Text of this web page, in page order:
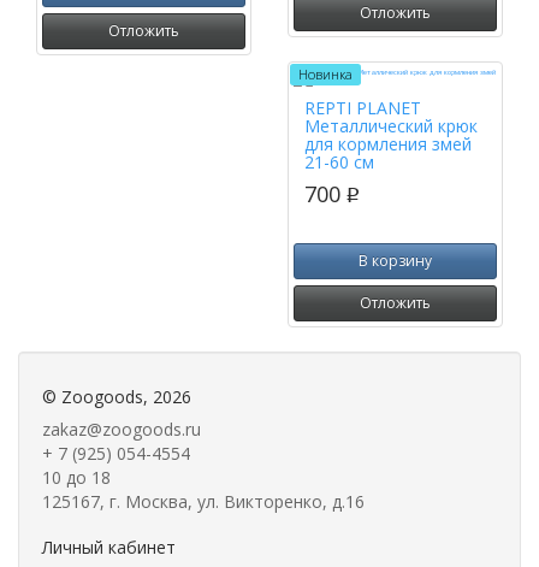
Отложить
Отложить
Новинка
REPTI PLANET
Металлический крюк
для кормления змей
21-60 см
700 p
В корзину
Отложить
© Zoogoods, 2026
zakaz@zoogoods.ru
+ 7 (925) 054-4554
10 до 18
125167, г. Москва, ул. Викторенко, д.16
Личный кабинет